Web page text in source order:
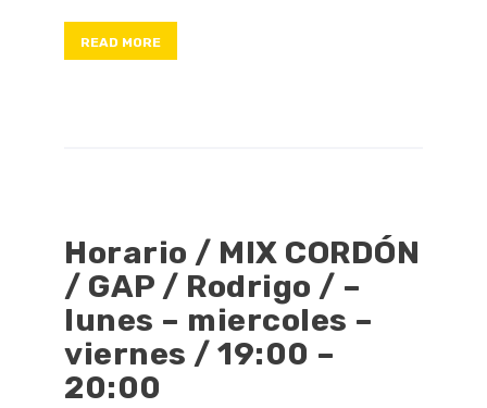
READ MORE
Horario / MIX CORDÓN
/ GAP / Rodrigo / –
lunes – miercoles –
viernes / 19:00 –
20:00